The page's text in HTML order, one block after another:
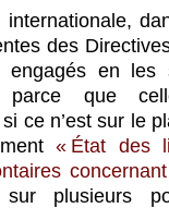
internationale,
des
engagés en les
parce que
ce n’est sur le
« État des
sur plusieurs